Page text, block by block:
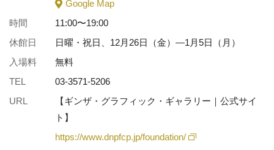
Google Map
時間
11:00〜19:00
休館日
日曜・祝日、12月26日（金）―1月5日（月）
入場料
無料
TEL
03-3571-5206
URL
【ギンザ・グラフィック・ギャラリー｜公式サイ
ト】
https://www.dnpfcp.jp/foundation/